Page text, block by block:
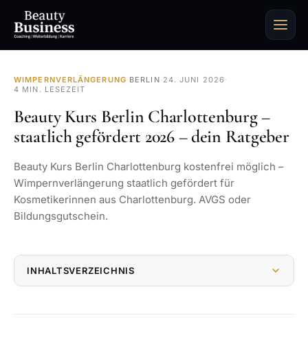
WIMPERNVERLÄNGERUNG· BERLIN· 24. JUNI 2026 ·
4 MIN. LESEZEIT
Beauty Kurs Berlin Charlottenburg –
staatlich gefördert 2026 – dein Ratgeber
Beauty Kurs Berlin Charlottenburg kostenfrei möglich –
Wimpernverlängerung staatlich gefördert für
Kosmetikerinnen aus Charlottenburg. AVGS oder
Bildungsgutschein.
INHALTSVERZEICHNIS